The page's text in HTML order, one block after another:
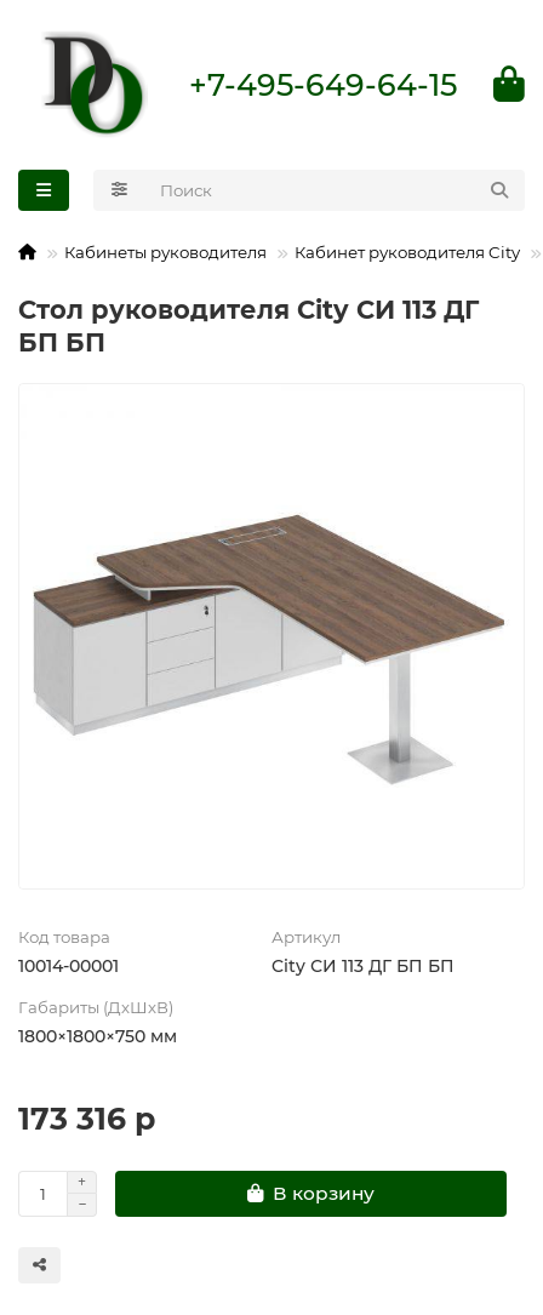
+7-495-649-64-15
Кабинеты руководителя Кабинет руководителя City
Стол руководителя City СИ 113 ДГ
БП БП
Код товара
10014-00001
Артикул
City СИ 113 ДГ БП БП
Габариты (ДхШхВ)
1800×1800×750 мм
173 316 р
В корзину